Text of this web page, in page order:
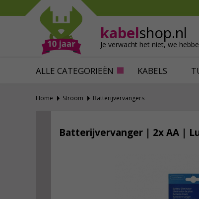
kabelshop.nl
Je verwacht het niet, we
ALLE CATEGORIEËN KABELS
Mollen verjagen
Slakken bestrijden
Katten verjagen
Alles tegen ongedierte
Ventilatie
Home Stroom Batterijvervangers
Batterijvervanger | 2x AA |